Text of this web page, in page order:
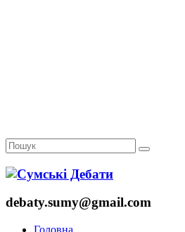
debaty.sumy@gmail.com